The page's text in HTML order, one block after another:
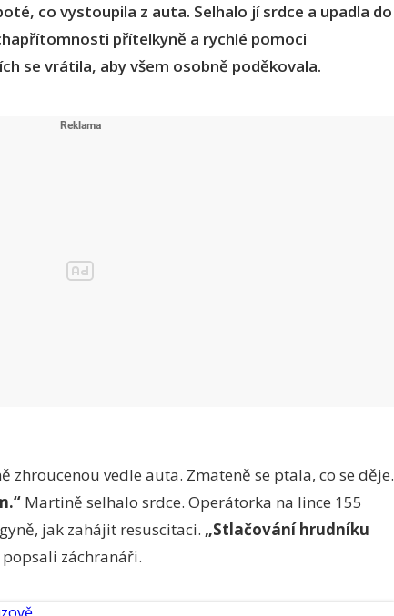
co vystoupila z auta. Selhalo jí srdce a upadla do
přítelkyně a rychlé pomoci
se vrátila, aby všem osobně poděkovala.
vedle auta. Zmateně se ptala, co se děje.
Martině selhalo srdce. Operátorka na lince 155
jak zahájit resuscitaci. „Stlačování hrudníku
popsali záchranáři.